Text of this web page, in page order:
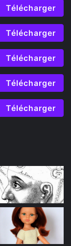
Télécharger
Télécharger
Télécharger
Télécharger
Télécharger